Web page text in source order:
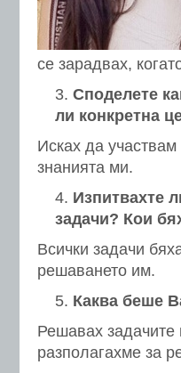
се зарадвах,
Споделете
ли конкретна
Исках да
знанията ми.
Изпитвахте
задачи? Кои
Всички задачи
решаването им.
Каква беше
Решавах задачите
разполагахме за